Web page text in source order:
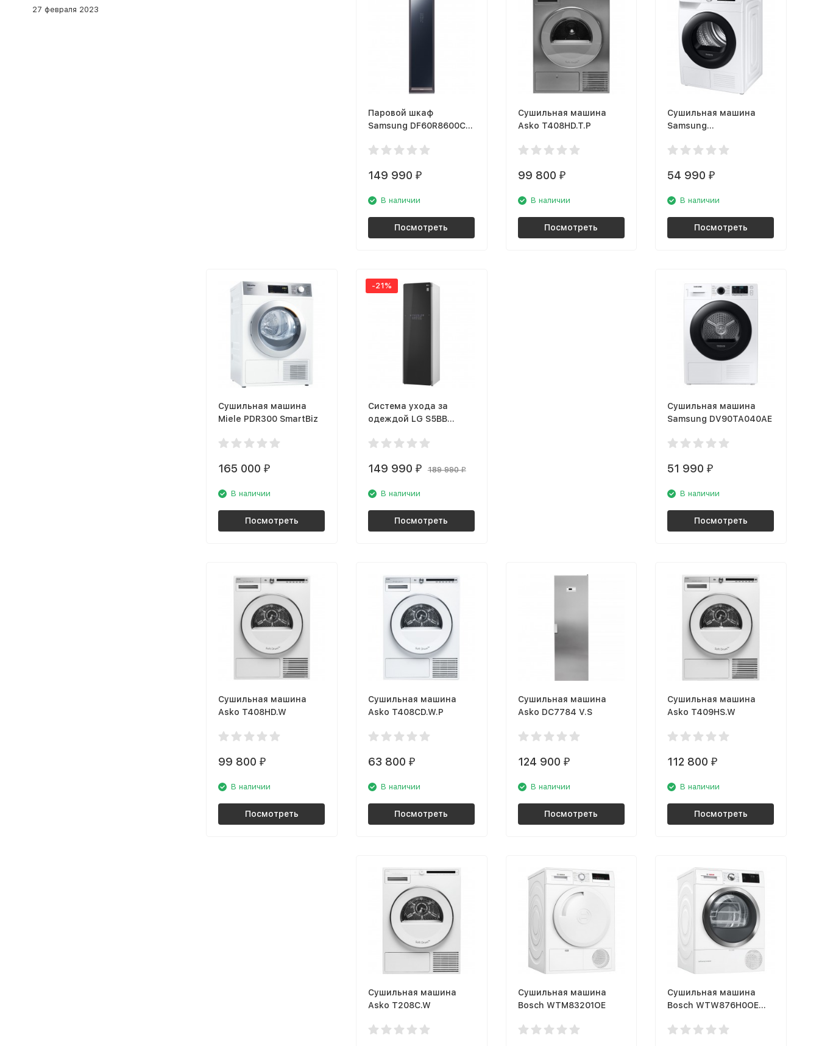
Паровой шкаф
Samsung DF60R8600CG
149 990 ₽
В наличии
Посмотреть
Сушильная машина
Asko T408HD.T.P
99 800 ₽
В наличии
Посмотреть
Сушильная машина
Samsung
54 990₽
В наличии
Посмотреть
Сушильная машина
Miele PDR300 SmartBiz
165 000 ₽
В наличии
Посмотреть
-21%
Система ухода за
одеждой LG S5BB
149 990 ₽ 189 990₽
В наличии
Посмотреть
Сушильная машина
Samsung DV90TA040AE
51 990₽
В наличии
Посмотреть
Сушильная машина
Asko T408HD.W
99 800 ₽
В наличии
Посмотреть
Сушильная машина
Asko T408CD.W.P
63 800 ₽
В наличии
Посмотреть
Сушильная машина
Asko DC7784 V.S
124 900 ₽
В наличии
Посмотреть
Сушильная машина
Asko T409HS.W
112 800₽
В наличии
Посмотреть
Сушильная машина
Asko T208C.W
Сушильная машина
Bosch WTM83201OE
Сушильная машина
Bosch WTW876H0OE
27 февраля 2023